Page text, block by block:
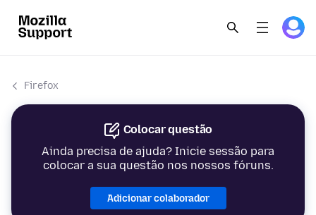
Firefox
Colocar questão
Ainda precisa de ajuda? Inicie sessão para
colocar a sua questão nos nossos fóruns.
Adicionar colaborador